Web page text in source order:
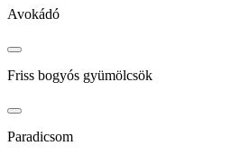
Avokádó
Friss bogyós gyümölcsök
Paradicsom